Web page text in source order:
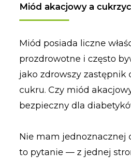
Miód akacjowy a
Miód posiada liczne
prozdrowotne i często
jako zdrowszy zastępnik
cukru. Czy miód
bezpieczny dla
Nie mam jednoznacznej
to pytanie — z jednej